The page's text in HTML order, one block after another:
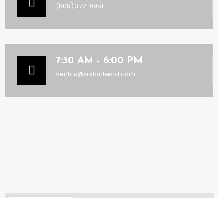
(809) 372-0951
7:30 AM - 6:00 PM
ventas@aislantesrd.com